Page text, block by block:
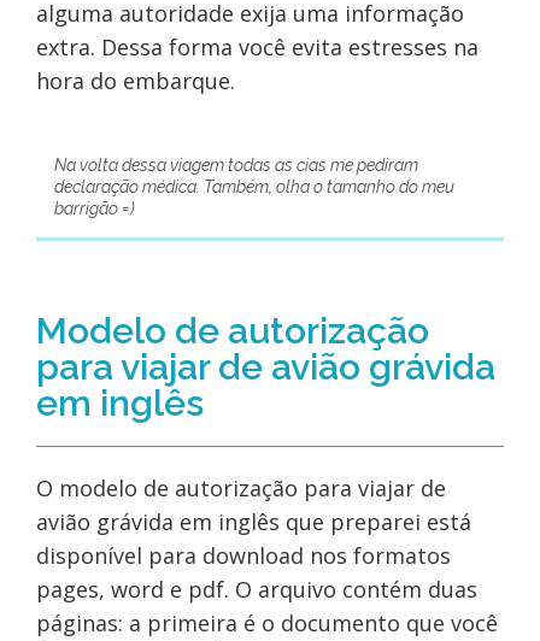
alguma autoridade exija uma informação
extra. Dessa forma você evita estresses na
hora do embarque.
Na volta dessa viagem todas as cias me pediram
declaração médica. Também, olha o tamanho do meu
barrigão =)
Modelo de autorização
para viajar de avião grávida
em inglês
O modelo de autorização para viajar de
avião grávida em inglês que preparei está
disponível para download nos formatos
pages, word e pdf. O arquivo contém duas
páginas: a primeira é o documento que você